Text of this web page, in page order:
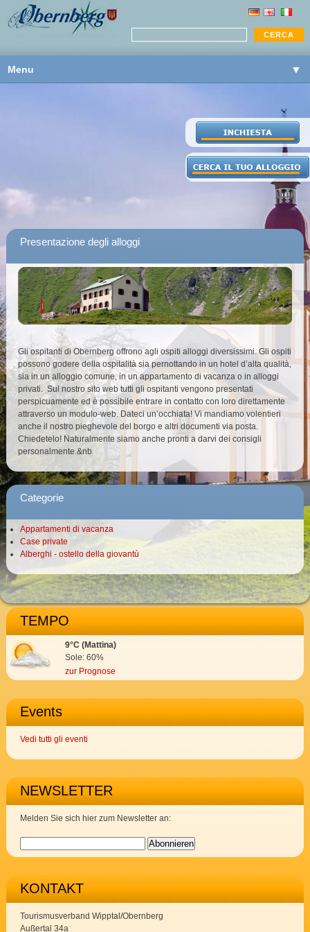
Menu ▼
▼
▼
▼
Presentazione degli alloggi
Gli ospitanti di Obernberg offrono agli ospiti alloggi diversissimi. Gli ospiti
possono godere della ospitalità sia pernottando in un hotel d’alta qualità,
sia in un alloggio comune, in un appartamento di vacanza o in alloggi
privati. Sul nostro sito web tutti gli ospitanti vengono presentati
perspicuamente ed è possibile entrare in contatto con loro direttamente
attraverso un modulo-web. Dateci un’occhiata! Vi mandiamo volentieri
anche il nostro pieghevole del borgo e altri documenti via posta.
Chiedetelo! Naturalmente siamo anche pronti a darvi dei consigli
personalmente.&nb
Categorie
Appartamenti di vacanza
Case private
Alberghi - ostello della giovantù
TEMPO
9°C (Mattina)
Sole: 60%
zur Prognose
Events
Vedi tutti gli eventi
NEWSLETTER
Melden Sie sich hier zum Newsletter an:
KONTAKT
Tourismusverband Wipptal/Obernberg
Außertal 34a